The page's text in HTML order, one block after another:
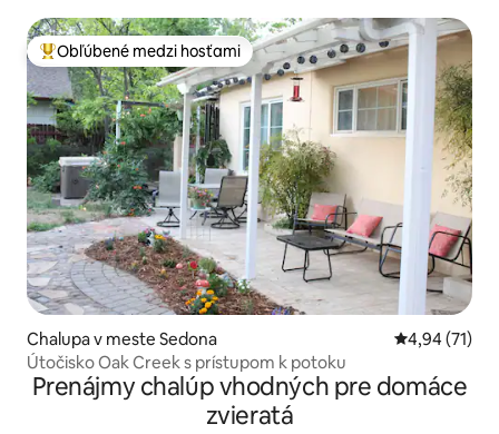
Najobľúbenejšie medzi hosťami
Obľúbené medzi hosťami
Chalupa v meste Sedona Priemerné
4,94 (71)
Útočisko Oak Creek s prístupom k potoku
Prenájmy chalúp vhodných pre domáce
zvieratá